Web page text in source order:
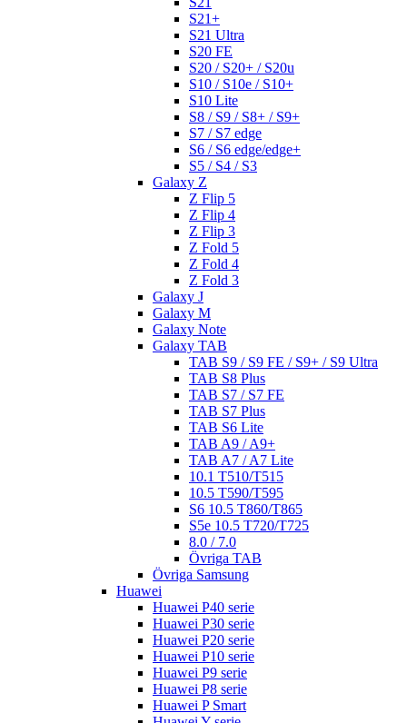
S21+
S21 Ultra
S20 FE
S20 / S20+ / S20u
S10 / S10e / S10+
S10 Lite
S8 / S9 / S8+ / S9+
S7 / S7 edge
S6 / S6 edge/edge+
S5 / S4 / S3
Galaxy Z
Z Flip 5
Z Flip 4
Z Flip 3
Z Fold 5
Z Fold 4
Z Fold 3
Galaxy J
Galaxy M
Galaxy Note
Galaxy TAB
TAB S9 / S9 FE / S9+ / S9 Ultra
TAB S8 Plus
TAB S7 / S7 FE
TAB S7 Plus
TAB S6 Lite
TAB A9 / A9+
TAB A7 / A7 Lite
10.1 T510/T515
10.5 T590/T595
S6 10.5 T860/T865
S5e 10.5 T720/T725
8.0 / 7.0
Övriga TAB
Övriga Samsung
Huawei
Huawei P40 serie
Huawei P30 serie
Huawei P20 serie
Huawei P10 serie
Huawei P9 serie
Huawei P8 serie
Huawei P Smart